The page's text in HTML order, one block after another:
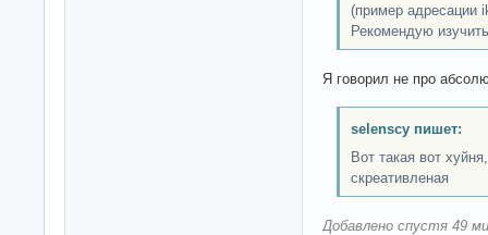
(пример адресации
Рекомендую
Я говорил не про
selenscy пишет:
Вот такая вот
скреативленая
Добавлено спустя 49